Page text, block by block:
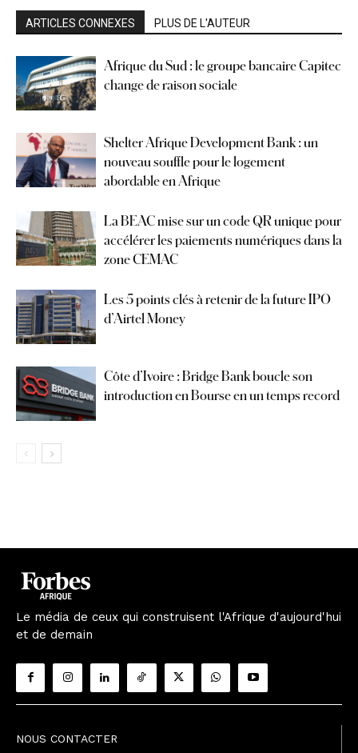
ARTICLES CONNEXES PLUS DE L'AUTEUR
Afrique du Sud : le groupe bancaire Capitec
change de raison sociale
Shelter Afrique Development Bank : un
nouveau souffle pour le logement
abordable en Afrique
La BEAC mise sur un code QR unique pour
accélérer les paiements numériques dans la
zone CEMAC
Les 5 points clés à retenir de la future IPO
d’Airtel Money
Côte d’Ivoire : Bridge Bank boucle son
introduction en Bourse en un temps record
Le média de ceux qui construisent l'Afrique d'aujourd'hui
et de demain
NOUS CONTACTER